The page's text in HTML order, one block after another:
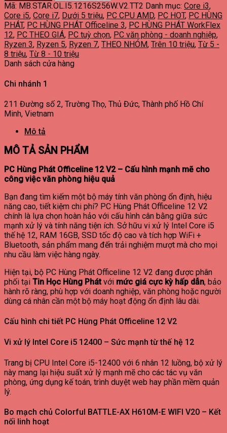
Mã: MB.STAR.OL.I5.1216S256W.V2.TT2 Danh mục: Core i3,
Core i5, Core i7, Dưới 5 triệu, PC CPU AMD, PC HOT, PC HÙNG
PHÁT, PC HÙNG PHÁT Officeline 3, PC HÙNG PHÁT WorkFlex
12, PC THEO GIÁ, PC tuỳ chọn, PC văn phòng - doanh nghiệp,
Ryzen 3, Ryzen 5, Ryzen 7, THEO NHÓM, Trên 10 triệu, Từ 5 -
8 triệu, Từ 8 - 10 triệu
Danh sách cửa hàng
Chi nhánh 1
211 Đường số 2, Trường Thọ, Thủ Đức, Thành phố Hồ Chí
Minh, Vietnam
Mô tả
MÔ TẢ SẢN PHẨM
PC Hùng Phát Officeline 12 V2 – Cấu hình mạnh mẽ cho
công việc văn phòng hiệu quả
Bạn đang tìm kiếm một bộ máy tính văn phòng ổn định, hiệu
năng cao, tiết kiệm chi phí? PC Hùng Phát Officeline 12 V2
chính là lựa chọn hoàn hảo với cấu hình cân bằng giữa sức
mạnh xử lý và tính năng tiện ích. Sở hữu vi xử lý Intel Core i5
thế hệ 12, RAM 16GB, SSD tốc độ cao và tích hợp WiFi +
Bluetooth, sản phẩm mang đến trải nghiệm mượt mà cho mọi
nhu cầu làm việc hàng ngày.
Hiện tại, bộ PC Hùng Phát Officeline 12 V2 đang được phân
phối tại Tin Học Hùng Phátvới mức giá cực kỳ hấp dẫn, bảo
hành rõ ràng, phù hợp với doanh nghiệp, văn phòng hoặc người
dùng cá nhân cần một bộ máy hoạt động ổn định lâu dài.
Cấu hình chi tiết PC Hùng Phát Officeline 12 V2
Vi xử lý Intel Core i5 12400 – Sức mạnh từ thế hệ 12
Trang bị CPU Intel Core i5-12400 với 6 nhân 12 luồng, bộ xử lý
này mang lại hiệu suất xử lý mạnh mẽ cho các tác vụ văn
phòng, ứng dụng kế toán, trình duyệt web hay phần mềm quản
lý.
Bo mạch chủ Colorful BATTLE-AX H610M-E WIFI V20 – Kết
nối linh hoạt